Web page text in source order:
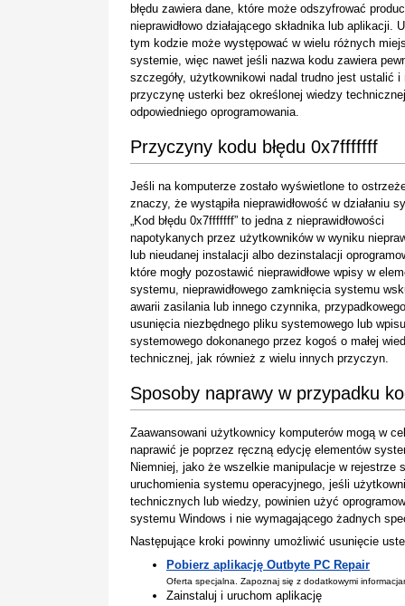
błędu zawiera dane, które może odszyfrować
nieprawidłowo działającego składnika lub aplikacji.
tym kodzie może występować w wielu różnych
systemie, więc nawet jeśli nazwa kodu zawiera
szczegóły, użytkownikowi nadal trudno jest ustalić i
przyczynę usterki bez określonej wiedzy
odpowiedniego oprogramowania.
Przyczyny kodu błędu 0x7fffffff
Jeśli na komputerze zostało wyświetlone to
znaczy, że wystąpiła nieprawidłowość w działaniu
„Kod błędu 0x7fffffff” to jedna z nieprawidłowości
napotykanych przez użytkowników w wyniku
lub nieudanej instalacji albo dezinstalacji
które mogły pozostawić nieprawidłowe wpisy w
systemu, nieprawidłowego zamknięcia systemu
awarii zasilania lub innego czynnika, przypadkowego
usunięcia niezbędnego pliku systemowego lub
systemowego dokonanego przez kogoś o małej
technicznej, jak również z wielu innych przyczyn.
Sposoby naprawy w przypadku
Zaawansowani użytkownicy komputerów mogą w
naprawić je poprzez ręczną edycję elementów
Niemniej, jako że wszelkie manipulacje w
uruchomienia systemu operacyjnego, jeśli
technicznych lub wiedzy, powinien użyć
systemu Windows i nie wymagającego żadnych
Następujące kroki powinny umożliwić usunięcie
Pobierz aplikację Outbyte PC Repair
Oferta specjalna. Zapoznaj się z dodatkowymi
Zainstaluj i uruchom aplikację